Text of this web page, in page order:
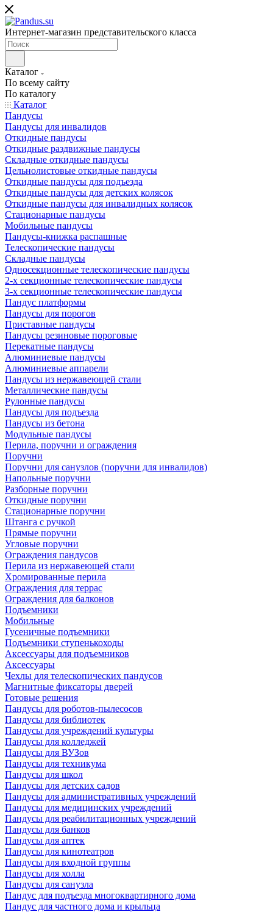
Интернет-магазин представительского класса
Каталог
По всему сайту
По каталогу
Каталог
Пандусы
Пандусы для инвалидов
Откидные пандусы
Откидные раздвижные пандусы
Складные откидные пандусы
Цельнолистовые откидные пандусы
Откидные пандусы для подъезда
Откидные пандусы для детских колясок
Откидные пандусы для инвалидных колясок
Стационарные пандусы
Мобильные пандусы
Пандусы-книжка распашные
Телескопические пандусы
Складные пандусы
Односекционные телескопические пандусы
2-х секционные телескопические пандусы
3-х секционные телескопические пандусы
Пандус платформы
Пандусы для порогов
Приставные пандусы
Пандусы резиновые пороговые
Перекатные пандусы
Алюминиевые пандусы
Алюминиевые аппарели
Пандусы из нержавеющей стали
Металлические пандусы
Рулонные пандусы
Пандусы для подъезда
Пандусы из бетона
Модульные пандусы
Перила, поручни и ограждения
Поручни
Поручни для санузлов (поручни для инвалидов)
Напольные поручни
Разборные поручни
Откидные поручни
Стационарные поручни
Штанга с ручкой
Прямые поручни
Угловые поручни
Ограждения пандусов
Перила из нержавеющей стали
Хромированные перила
Ограждения для террас
Ограждения для балконов
Подъемники
Мобильные
Гусеничные подъемники
Подъемники ступенькоходы
Аксессуары для подъемников
Аксессуары
Чехлы для телескопических пандусов
Магнитные фиксаторы дверей
Готовые решения
Пандусы для роботов-пылесосов
Пандусы для библиотек
Пандусы для учреждений культуры
Пандусы для колледжей
Пандусы для ВУЗов
Пандусы для техникума
Пандусы для школ
Пандусы для детских садов
Пандусы для административных учреждений
Пандусы для медицинских учреждений
Пандусы для реабилитационных учреждений
Пандусы для банков
Пандусы для аптек
Пандусы для кинотеатров
Пандусы для входной группы
Пандусы для холла
Пандусы для санузла
Пандус для подъезда многоквартирного дома
Пандус для частного дома и крыльца